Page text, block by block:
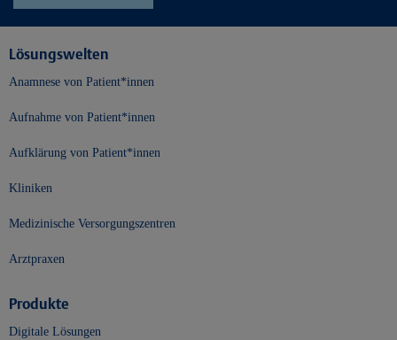
Lösungswelten
Anamnese von Patient*innen
Aufnahme von Patient*innen
Aufklärung von Patient*innen
Kliniken
Medizinische Versorgungszentren
Arztpraxen
Produkte
Digitale Lösungen